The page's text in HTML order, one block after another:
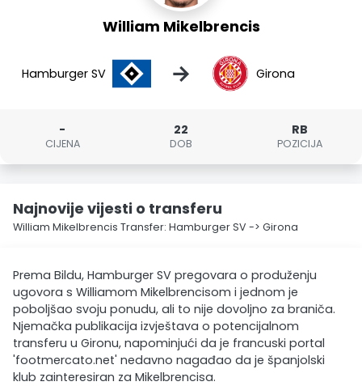
William Mikelbrencis
Hamburger SV → Girona
-
CIJENA
22
DOB
RB
POZICIJA
Najnovije vijesti o transferu
William Mikelbrencis Transfer: Hamburger SV -> Girona
Prema Bildu, Hamburger SV pregovara o produženju
ugovora s Williamom Mikelbrencisom i jednom je
poboljšao svoju ponudu, ali to nije dovoljno za braniča.
Njemačka publikacija izvještava o potencijalnom
transferu u Gironu, napominjući da je francuski portal
'footmercato.net' nedavno nagađao da je španjolski
klub zainteresiran za Mikelbrencisa.